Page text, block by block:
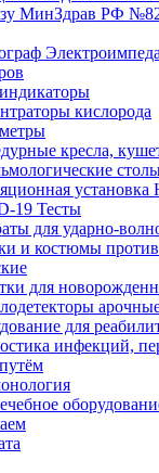
МинЗдрав РФ
кислорода
кресла,
19 Тесты
для ударно-
и костюмы
для
для
инфекций,